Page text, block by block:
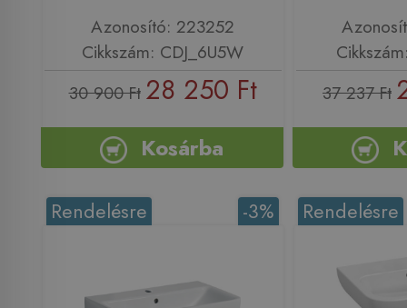
Azonosító: 223252
Cikkszám: CDJ_6U5W
30 900 Ft 28 250 Ft
Kosárba
37 237 Ft
-3%
Rendelésre Rendelésre